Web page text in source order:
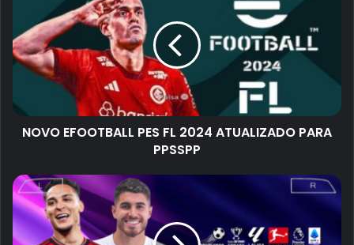
NOVO EFOOTBALL PES FL 2024 ATUALIZADO PARA
PPSSPP